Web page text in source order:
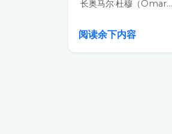
长奥马尔·杜穆（Omar...
阅读余下内容